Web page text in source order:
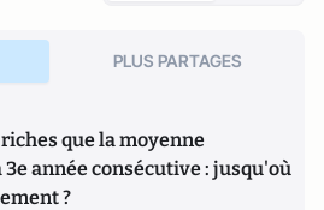
PLUS PARTAGES
que la moyenne
année consécutive : jusqu'où
?